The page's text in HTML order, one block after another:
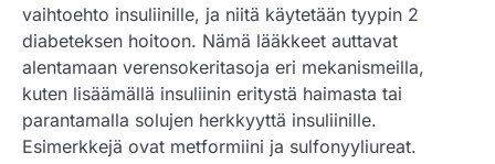
vaihtoehto insuliinille, ja niitä käytetään tyypin 2
diabeteksen hoitoon. Nämä lääkkeet auttavat
alentamaan verensokeritasoja eri mekanismeilla,
kuten lisäämällä insuliinin eritystä haimasta tai
parantamalla solujen herkkyyttä insuliinille.
Esimerkkejä ovat metformiini ja sulfonyyliureat.